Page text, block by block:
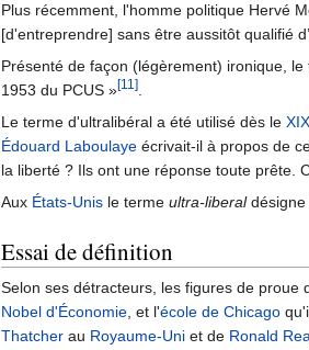
Plus récemment, l'homme politique Hervé
[d'entreprendre] sans être aussitôt qualifié
Présenté de façon (légèrement) ironique,
1953 du PCUS »[11].
Le terme d'ultralibéral a été utilisé dès le XIX
Édouard Laboulaye écrivait-il à propos de
la liberté ? Ils ont une réponse toute prête.
Aux États-Unis le terme ultra-liberaldésigne
Essai de définition
Selon ses détracteurs, les figures de
Nobel d'Économie, et l'école de Chicago
Thatcher au Royaume-Uni et de Ronald